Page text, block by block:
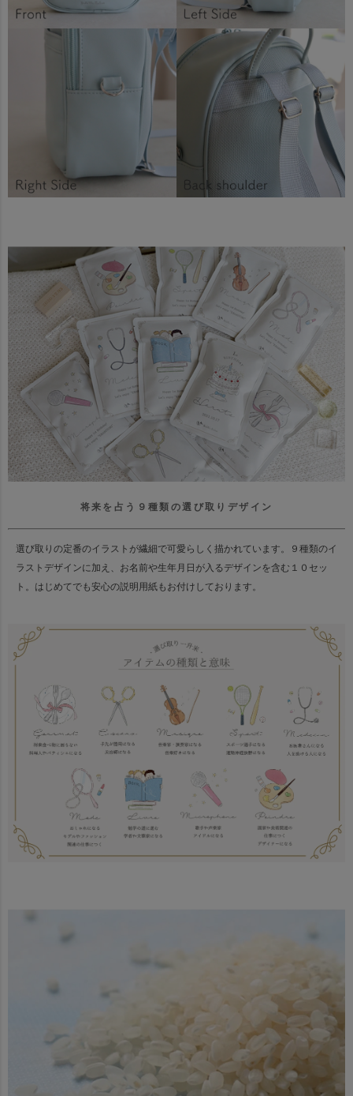
将来を占う９種類の選び取りデザイン
選び取りの定番のイラストが繊細で可愛らしく描かれています。
９種類のイ
ラストデザインに加え、お名前や生年月日が入るデザインを含む１０セッ
ト。 はじめてでも安心の説明用紙もお付けしております。